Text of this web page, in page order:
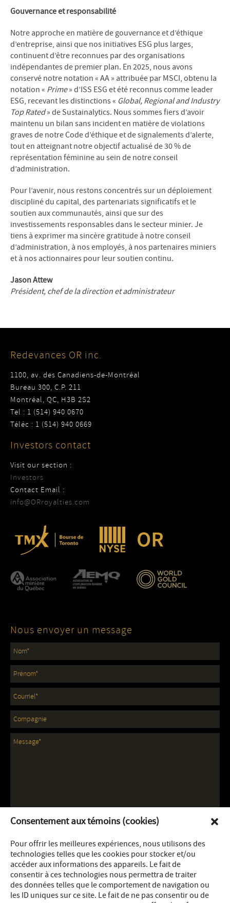
Consentement aux témoins (cookies)
Pour offrir les meilleures expériences, nous utilisons des
technologies telles que les cookies pour stocker et/ou
accéder aux informations des appareils. Le fait de
consentir à ces technologies nous permettra de traiter
des données telles que le comportement de navigation ou
les ID uniques sur ce site. Le fait de ne pas consentir ou de
Gouvernance et responsabilité
Notre approche en matière de gouvernance et d’éthique
d’entreprise, ainsi que nos initiatives ESG plus larges,
continuent d’être reconnues par des organisations
indépendantes de premier plan. En 2025, nous avons
conservé notre notation « AA » attribuée par MSCI, obtenu la
notation « Prime» d’ISS ESG et été reconnus comme leader
ESG, recevant les distinctions « Global, Regional and Industry
Top Rated» de Sustainalytics. Nous sommes fiers d’avoir
maintenu un bilan sans incident en matière de violations
graves de notre Code d’éthique et de signalements d’alerte,
tout en atteignant notre objectif actualisé de 30 % de
représentation féminine au sein de notre conseil
d’administration.
Pour l’avenir, nous restons concentrés sur un déploiement
discipliné du capital, des partenariats significatifs et le
soutien aux communautés, ainsi que sur des
investissements responsables dans le secteur minier. Je
tiens à exprimer ma sincère gratitude à notre conseil
d’administration, à nos employés, à nos partenaires miniers
et à nos actionnaires pour leur soutien continu.
Jason Attew
Président, chef de la direction et administrateur
Redevances OR inc.
1100, av. des Canadiens-de-Montréal
Bureau 300, C.P. 211
Montréal, QC, H3B 2S2
Tel : 1 (514) 940 0670
Téléc : 1 (514) 940 0669
Investors contact
Visit our section :
Investors
Contact Email :
info@ORroyalties.com
Nous envoyer un message